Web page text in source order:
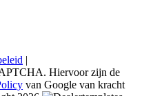
|
Hiervoor zijn de
van Google van kracht